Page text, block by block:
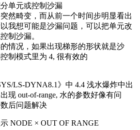
单元或控制沙漏
然畸变，而从前一个时间步明显看出
我想可能是沙漏问题，可以把单元改
制沙漏。
情况，如果出现梯形的形状就是沙
制模式里为 4, 很有效的
LS-DYNA8.1》中 4.4 浅水爆炸中出
现 out-of-range, 水的参数好像有问
后问题解决
NODE × OUT OF RANGE